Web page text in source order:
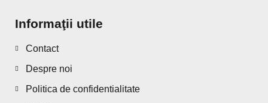
Informaţii utile
Contact
Despre noi
Politica de confidentialitate